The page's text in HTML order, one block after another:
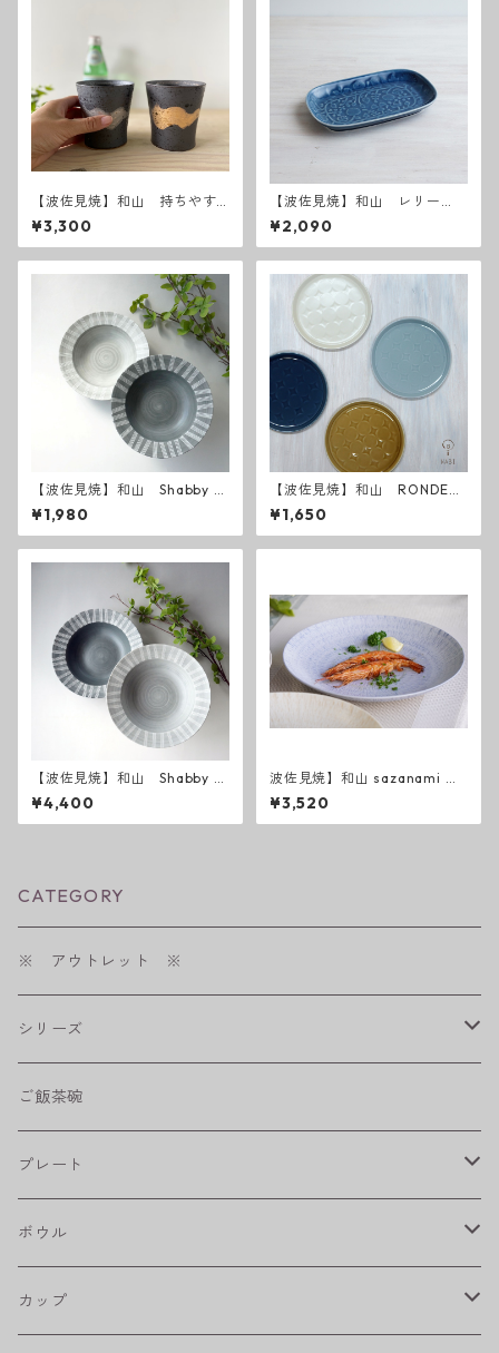
【波佐見焼】和山 持ちやす
さ抜群の焼酎カップ 刷
毛 波佐見焼
¥3,300
【波佐見焼】和山 レリー
フ・フラワーパレード長皿
うす瑠璃
¥2,090
【波佐見焼】和山 Shabby c
hic style ボウルM ( ダーク
グレー ／ ライトグレー ）
¥1,980
【波佐見焼】和山 RONDE
丸皿 M
¥1,650
【波佐見焼】和山 Shabby c
hic style ボウルL ( ダークグ
レー ／ ライトグレー ）
¥4,400
波佐見焼】和山 sazanami ７
寸皿
¥3,520
CATEGORY
※ アウトレット ※
シリーズ
shabby chic style
フラワーパレード
八角シリーズ
RONDE
ご飯茶碗
プレート
楕円皿
丸皿
ボウル
大鉢
カップ